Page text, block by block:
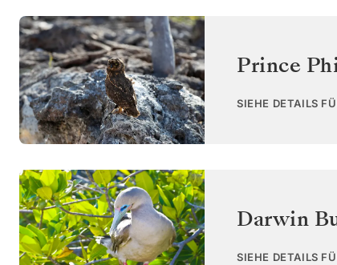
Prince
SIEHE DETAILS
Darwin
SIEHE DETAILS